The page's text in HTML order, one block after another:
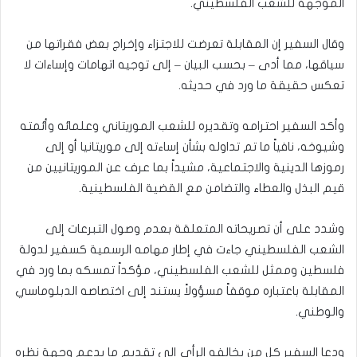
الموجهة للشعب الفلسطيني.
وقال السفير إن المقابلة تعرضت للاجتزاء وإخراج بعض فقراتها من
سياقها، مما أدى – بحسب البيان – إلى توجيه اتهامات وإساءات لا
تعكس حقيقة ما ورد في حديثه.
وأكد السفير احترامه وتقديره للشعب الموريتاني وعلمائه وأئمته
وشيوخه، نافياً ما تم تداوله بشأن إساءته إلى موريتانيا أو إلى
رموزها الدينية والاجتماعية، مشيداً بما عرف عن الموريتانيين من
قيم البذل والعطاء والتضامن مع القضية الفلسطينية.
وشدد على أن تصريحاته المتعلقة بعدم وصول التبرعات إلى
الشعب الفلسطيني جاءت في إطار مهامه الرسمية كسفير لدولة
فلسطين وممثل للشعب الفلسطيني، مؤكداً تمسكه بما ورد في
المقابلة باعتباره موقفاً مسؤولاً يستند إلى اختصاصه الدبلوماسي
والوطني.
ودعا السفير كل من يخالفه الرأي إلى تقديم ما يدعم وجهة نظره